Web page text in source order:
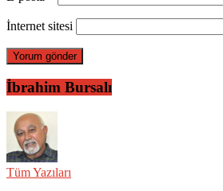
İnternet sitesi
İbrahim Bursalı
Tüm Yazıları